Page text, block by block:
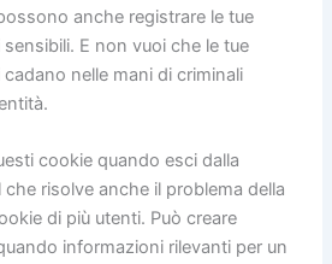
anche registrare le tue
E non vuoi che le tue
nelle mani di criminali
cookie quando esci dalla
che risolve anche il problema della
di più utenti. Può creare
informazioni rilevanti per un